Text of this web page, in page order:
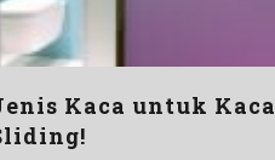
Kaca untuk Kaca